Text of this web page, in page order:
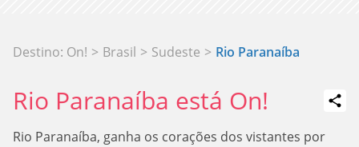
Destino: On! > Brasil > Sudeste > Rio Paranaíba
Rio Paranaíba está On!
Rio Paranaíba, ganha os corações dos vistantes por